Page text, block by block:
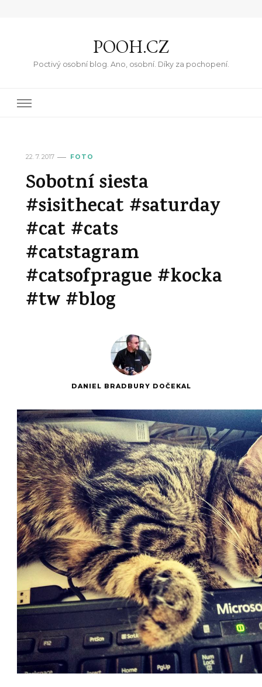
POOH.CZ
Poctivý osobní blog. Ano, osobní. Díky za pochopení.
22. 7. 2017 FOTO
Sobotní siesta
#sisithecat #saturday
#cat #cats
#catstagram
#catsofprague #kocka
#tw #blog
DANIEL BRADBURY DOČEKAL